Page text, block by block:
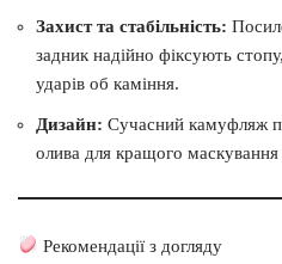
Захист та стабільність:
задник надійно фіксують
ударів об каміння.
Дизайн: Сучасний камуфляж
олива для кращого маскування
Рекомендації з догляду